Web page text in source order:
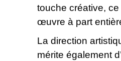
touche créative,
œuvre à part
La direction
mérite également